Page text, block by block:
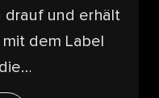
drauf und erhält
dem Label